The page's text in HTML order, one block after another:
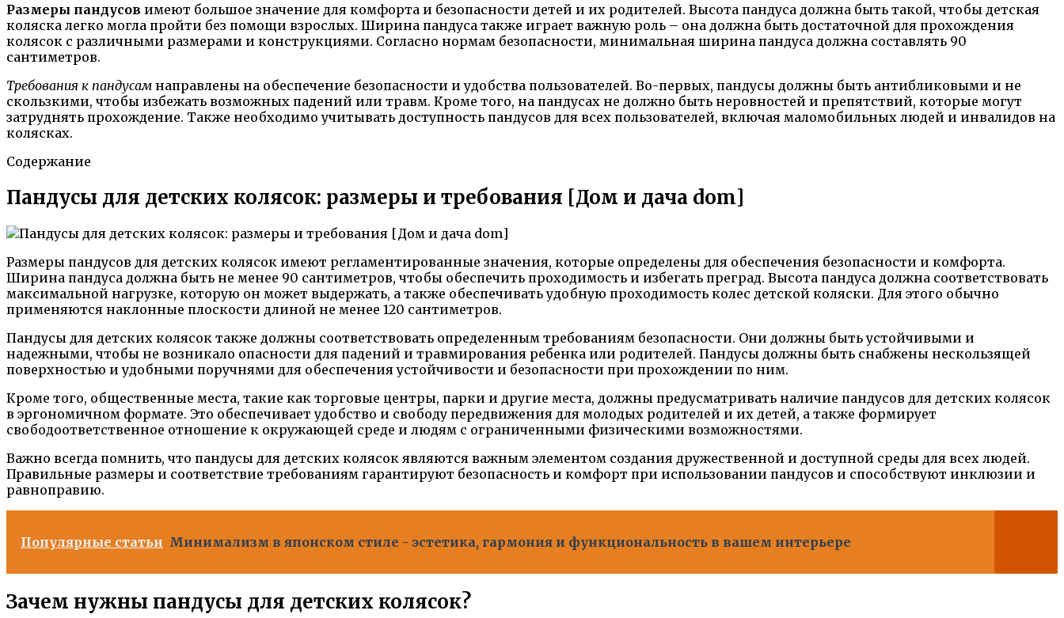
Размеры пандусов имеют большое значение для комфорта и безопасности детей и их родителей. Высота пандуса должна быть такой, чтобы детская
коляска легко могла пройти без помощи взрослых. Ширина пандуса также играет важную роль – она должна быть достаточной для прохождения
колясок с различными размерами и конструкциями. Согласно нормам безопасности, минимальная ширина пандуса должна составлять 90
сантиметров.
Требования к пандусам направлены на обеспечение безопасности и удобства пользователей. Во-первых, пандусы должны быть антибликовыми и не
скользкими, чтобы избежать возможных падений или травм. Кроме того, на пандусах не должно быть неровностей и препятствий, которые могут
затруднять прохождение. Также необходимо учитывать доступность пандусов для всех пользователей, включая маломобильных людей и инвалидов на
колясках.
Содержание
Пандусы для детских колясок: размеры и требования [Дом и дача dom]
Размеры пандусов для детских колясок имеют регламентированные значения, которые определены для обеспечения безопасности и комфорта.
Ширина пандуса должна быть не менее 90 сантиметров, чтобы обеспечить проходимость и избегать преград. Высота пандуса должна соответствовать
максимальной нагрузке, которую он может выдержать, а также обеспечивать удобную проходимость колес детской коляски. Для этого обычно
применяются наклонные плоскости длиной не менее 120 сантиметров.
Пандусы для детских колясок также должны соответствовать определенным требованиям безопасности. Они должны быть устойчивыми и
надежными, чтобы не возникало опасности для падений и травмирования ребенка или родителей. Пандусы должны быть снабжены нескользящей
поверхностью и удобными поручнями для обеспечения устойчивости и безопасности при прохождении по ним.
Кроме того, общественные места, такие как торговые центры, парки и другие места, должны предусматривать наличие пандусов для детских колясок
в эргономичном формате. Это обеспечивает удобство и свободу передвижения для молодых родителей и их детей, а также формирует
свободоответственное отношение к окружающей среде и людям с ограниченными физическими возможностями.
Важно всегда помнить, что пандусы для детских колясок являются важным элементом создания дружественной и доступной среды для всех людей.
Правильные размеры и соответствие требованиям гарантируют безопасность и комфорт при использовании пандусов и способствуют инклюзии и
равноправию.
Популярные статьи Минимализм в японском стиле - эстетика, гармония и функциональность в вашем интерьере
Зачем нужны пандусы для детских колясок?